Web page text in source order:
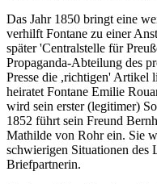
Das Jahr 1850 bringt eine
verhilft Fontane zu einer
später 'Centralstelle für
Propaganda-Abteilung des
Presse die ,richtigen' Artikel
heiratet Fontane Emilie
wird sein erster (legitimer)
1852 führt sein Freund
Mathilde von Rohr ein. Sie
schwierigen Situationen des
Briefpartnerin.